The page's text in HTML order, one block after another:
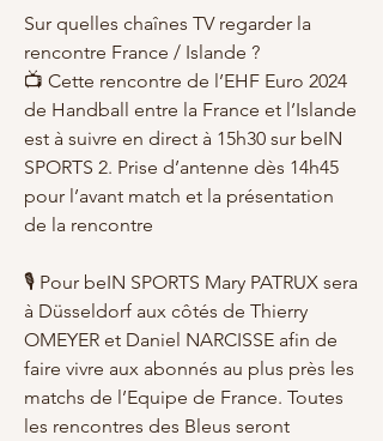
Sur quelles chaînes TV regarder la
rencontre France / Islande ?
📺 Cette rencontre de l’EHF Euro 2024
de Handball entre la France et l’Islande
est à suivre en direct à 15h30 sur beIN
SPORTS 2. Prise d’antenne dès 14h45
pour l’avant match et la présentation
de la rencontre
🎙️ Pour beIN SPORTS Mary PATRUX sera
à Düsseldorf aux côtés de Thierry
OMEYER et Daniel NARCISSE afin de
faire vivre aux abonnés au plus près les
matchs de l’Equipe de France. Toutes
les rencontres des Bleus seront